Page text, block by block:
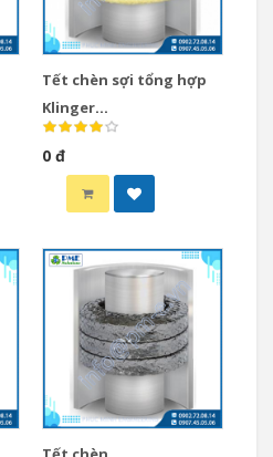
Tết chèn sợi tổng hợp
Klinger
K10/ K11/ K25/ K123/ K4303/
0 đ